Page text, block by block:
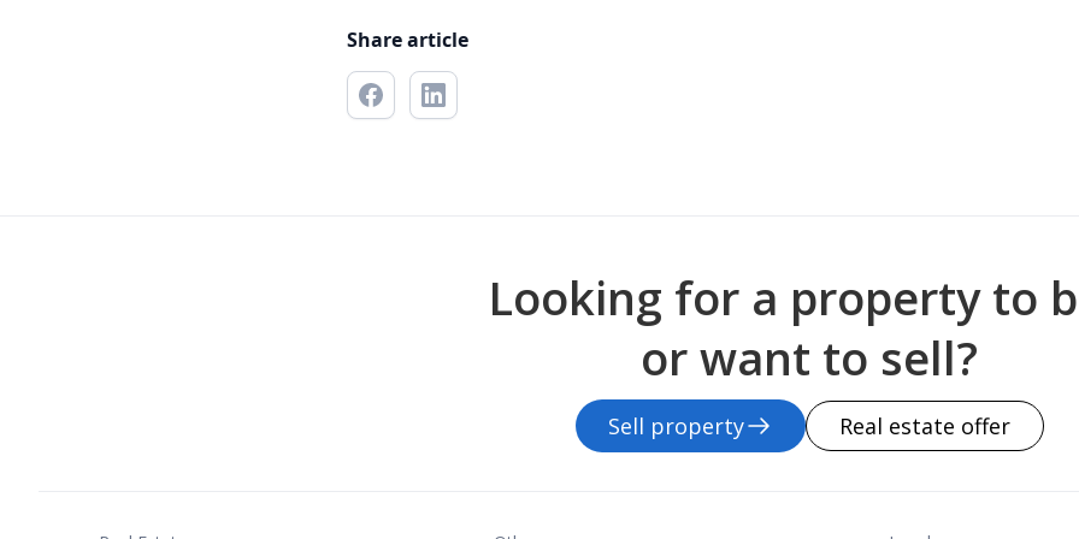
Share article
Looking for a property to
or want to sell?
Sell property Real estate offer